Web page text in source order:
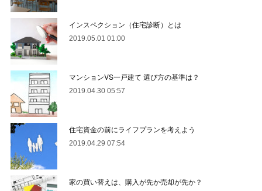
インスペクション（住宅診断）とは
2019.05.01 01:00
マンションVS一戸建て 選び方の基準は？
2019.04.30 05:57
住宅資金の前にライフプランを考えよう
2019.04.29 07:54
家の買い替えは、購入が先か売却が先か？